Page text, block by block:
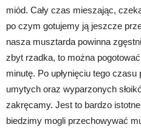
miód. Cały czas mieszając,
po czym gotujemy ją jeszcze
nasza musztarda powinna
zbyt rzadka, to można
minutę. Po upłynięciu tego
umytych oraz wyparzonych
zakręcamy. Jest to bardzo
biedzimy mogli przechowywać